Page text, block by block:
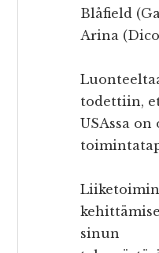
Blåfield
Arina
todettiin,
USAssa
sinun